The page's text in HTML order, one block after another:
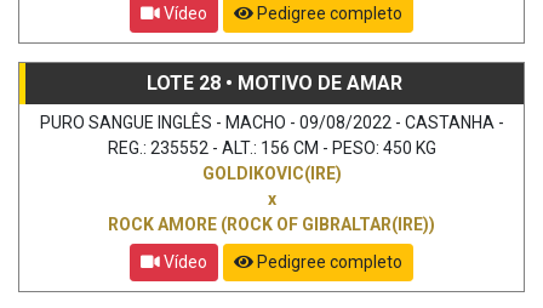
Vídeo
Pedigree completo
LOTE 28 • MOTIVO DE AMAR
PURO SANGUE INGLÊS - MACHO - 09/08/2022 - CASTANHA -
REG.: 235552 - ALT.: 156 CM - PESO: 450 KG
GOLDIKOVIC(IRE)
x
ROCK AMORE (ROCK OF GIBRALTAR(IRE))
Vídeo
Pedigree completo